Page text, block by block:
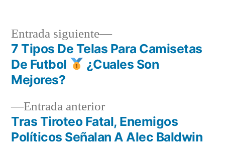
Navegación
de
entradas
Entrada anteriorEntrada
anterior:
Tras Tiroteo Fatal, Enemigos
Políticos Señalan A Alec Baldwin
Entrada siguiente
Entrada
siguiente:
7 Tipos De Telas Para Camisetas
De Futbol
¿Cuales Son
Mejores?